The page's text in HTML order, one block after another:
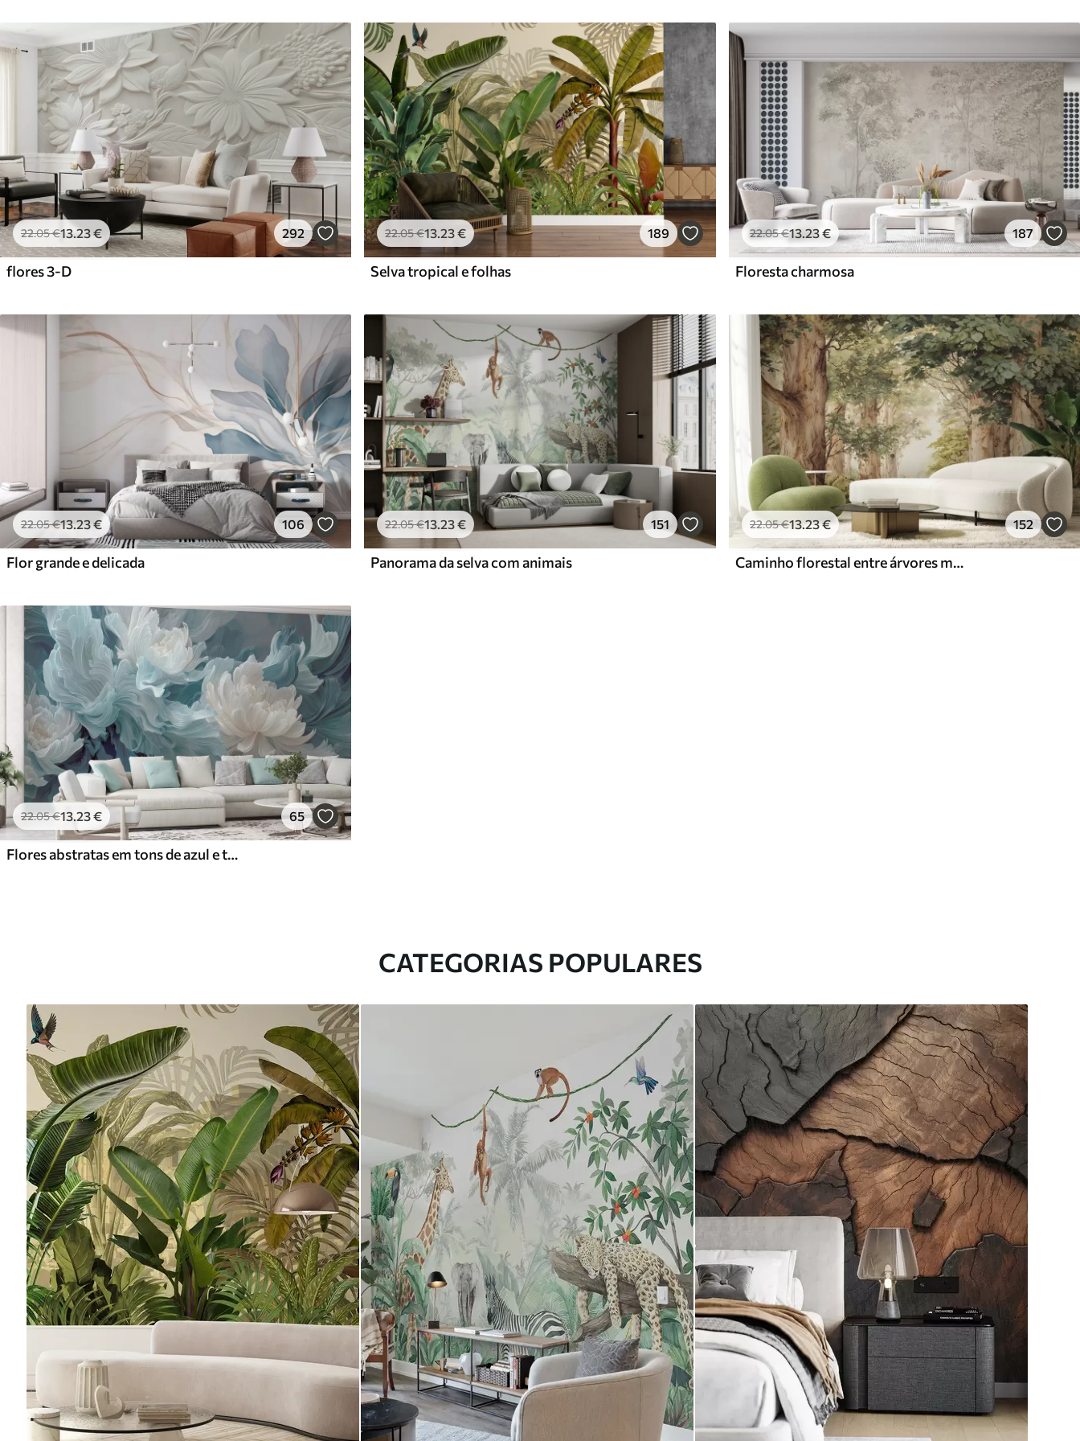
22.05€13.23€ 292
flores 3-D
22.05€13 .23€ 189
Selva tropical e folhas
22.05€13.23€ 187
Floresta charmosa
22.05€13.23€ 106
Flor grande e delicada
22.05€13.23€ 151
Panorama da selva com animais
22.05€13.23€ 152
Caminho florestal entre árvores majestosas em estilo aquarela
22.05€13.23€ 65
Flores abstratas em tons de azul e turquesa
CATEGORIAS POPULARES